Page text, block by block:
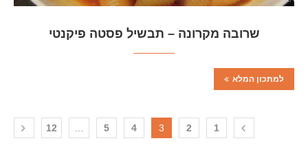
שרובה מקרונה – תבשיל פסטה פיקנטי
למתכון המלא
1
2
3
4
5
12